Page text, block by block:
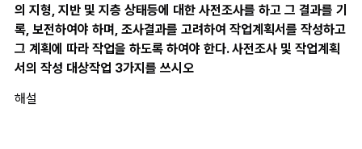
의 지형, 지반 및 지층 상태등에 대한 사전조사를 하고 그 결과를 기
록, 보전하여야 하며, 조사결과를 고려하여 작업계획서를 작성하고
그 계획에 따라 작업을 하도록 하여야 한다. 사전조사 및 작업계획
서의 작성 대상작업 3가지를 쓰시오
해설